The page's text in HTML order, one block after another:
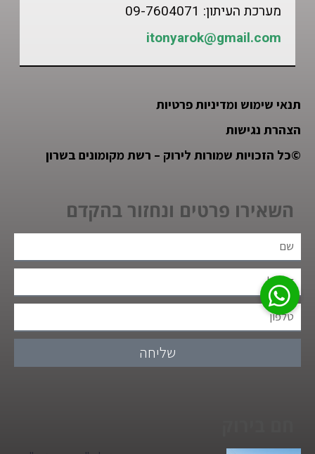
מערכת העיתון: 09-7604071
itonyarok@gmail.com
תנאי שימוש ומדיניות פרטיות
הצהרת נגישות
©כל הזכויות שמורות לירוק – רשת מקומונים בשרון
השאירו פרטים ונחזור בהקדם
שליחה